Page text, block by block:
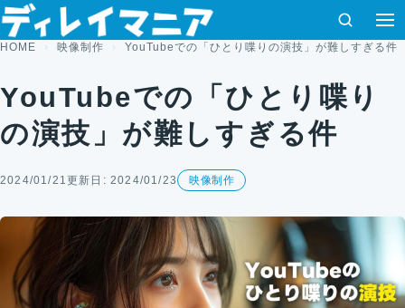
コンテンツへスキップ
検索
HOME 映像制作 YouTubeでの「ひとり喋りの演技」が難しすぎる件
YouTubeでの「ひとり喋り
の演技」が難しすぎる件
2024/01/21更新日: 2024/01/23 映像制作